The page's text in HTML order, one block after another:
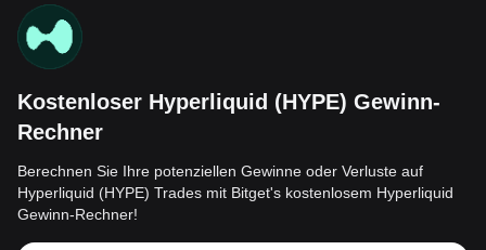
Kostenloser Hyperliquid (HYPE) Gewinn-
Rechner
Berechnen Sie Ihre potenziellen Gewinne oder Verluste auf
Hyperliquid (HYPE) Trades mit Bitget's kostenlosem Hyperliquid
Gewinn-Rechner!